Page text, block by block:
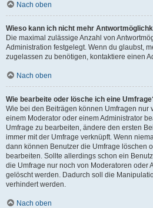
Nach oben
Wieso kann ich nicht mehr
Die maximal zulässige Anzahl von
Administration festgelegt. Wenn du glaubst,
zugelassen zu benötigen, kontaktiere einen
Nach oben
Wie bearbeite oder lösche ich eine
Wie bei den Beiträgen können Umfragen nur
einem Moderator oder einem Administrator
Umfrage zu bearbeiten, ändere den ersten
immer mit der Umfrage verknüpft. Wenn
dann können Benutzer die Umfrage löschen
bearbeiten. Sollte allerdings schon ein
die Umfrage nur noch von Moderatoren oder
gelöscht werden. Dadurch soll die
verhindert werden.
Nach oben